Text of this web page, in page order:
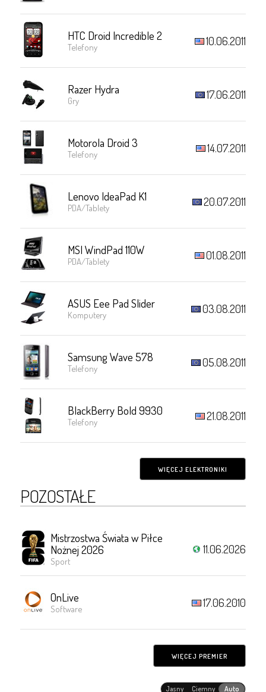
HTC Droid Incredible 2
Telefony 10.06.2011
Razer Hydra
Gry 17.06.2011
Motorola Droid 3
Telefony 14.07.2011
Lenovo IdeaPad K1
PDA/Tablety 20.07.2011
MSI WindPad 110W
PDA/Tablety 01.08.2011
ASUS Eee Pad Slider
Komputery 03.08.2011
Samsung Wave 578
Telefony 05.08.2011
BlackBerry Bold 9930
Telefony 21.08.2011
WIĘCEJ ELEKTRONIKI
POZOSTAŁE
Mistrzostwa Świata w Piłce
Nożnej 2026
Sport
11.06.2026
OnLive
Software 17.06.2010
WIĘCEJ PREMIER
Jasny Ciemny Auto